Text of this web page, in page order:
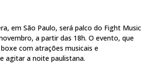
em São Paulo, será palco do Fight Music
a partir das 18h. O evento, que
com atrações musicais e
agitar a noite paulistana.